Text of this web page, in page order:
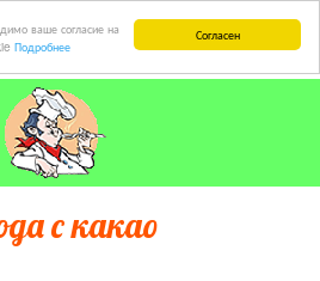
Согласен
ваше согласие на
Подробнее
с какао